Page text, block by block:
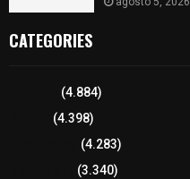
CATEGORIES
(4.884)
(4.398)
(4.283)
(3.340)